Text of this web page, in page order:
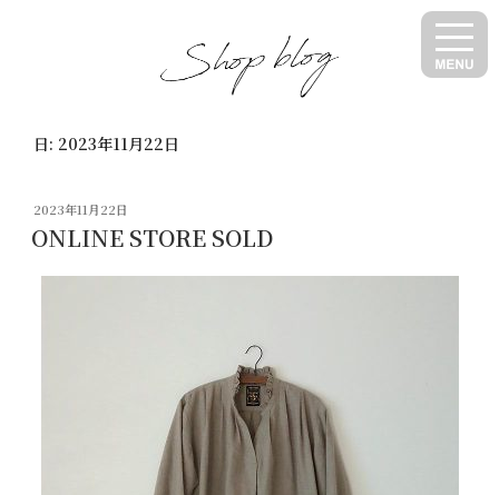
日: 2023年11月22日
投
稿
日:
2023年11月22日
ONLINE STORE SOLD